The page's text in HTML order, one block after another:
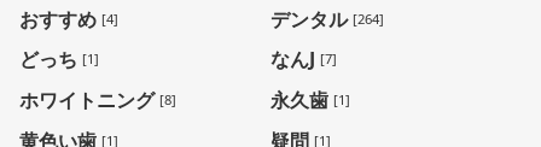
おすすめ [4] デンタル [264]
どっち [1] なんJ [7]
ホワイトニング [8] 永久歯 [1]
黄色い歯 [1] 疑問 [1]